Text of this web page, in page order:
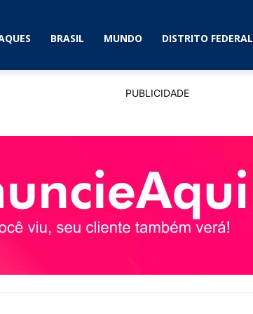
BRASIL MUNDO DISTRITO FEDERAL
PUBLICIDADE